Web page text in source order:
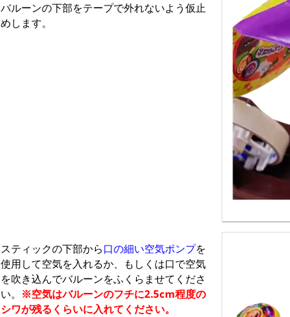
バルーンの下部をテープで外れないよう仮止
めします。
スティックの下部から口の細い空気ポンプを
使用して空気を入れるか、もしくは口で空気
を吹き込んでバルーンをふくらませてくださ
い。 ※空気はバルーンのフチに2.5cm程度の
シワが残るくらいに入れてください。